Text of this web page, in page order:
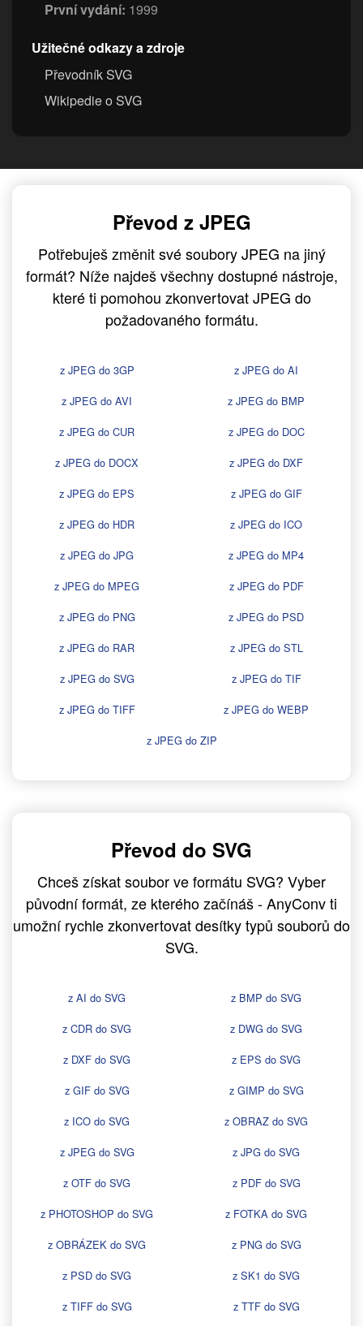
První vydání: 1999
Užitečné odkazy a zdroje
Převodník SVG
Wikipedie o SVG
Převod z JPEG
Potřebuješ změnit své soubory JPEG na jiný
formát? Níže najdeš všechny dostupné nástroje,
které ti pomohou zkonvertovat JPEG do
požadovaného formátu.
z JPEG do 3GP
z JPEG do AI
z JPEG do AVI
z JPEG do BMP
z JPEG do CUR
z JPEG do DOC
z JPEG do DOCX
z JPEG do DXF
z JPEG do EPS
z JPEG do GIF
z JPEG do HDR
z JPEG do ICO
z JPEG do JPG
z JPEG do MP4
z JPEG do MPEG
z JPEG do PDF
z JPEG do PNG
z JPEG do PSD
z JPEG do RAR
z JPEG do STL
z JPEG do SVG
z JPEG do TIF
z JPEG do TIFF
z JPEG do WEBP
z JPEG do ZIP
Převod do SVG
Chceš získat soubor ve formátu SVG? Vyber
původní formát, ze kterého začínáš - AnyConv ti
umožní rychle zkonvertovat desítky typů souborů do
SVG.
z AI do SVG
z BMP do SVG
z CDR do SVG
z DWG do SVG
z DXF do SVG
z EPS do SVG
z GIF do SVG
z GIMP do SVG
z ICO do SVG
z OBRAZ do SVG
z JPEG do SVG
z JPG do SVG
z OTF do SVG
z PDF do SVG
z PHOTOSHOP do SVG
z FOTKA do SVG
z OBRÁZEK do SVG
z PNG do SVG
z PSD do SVG
z SK1 do SVG
z TIFF do SVG
z TTF do SVG